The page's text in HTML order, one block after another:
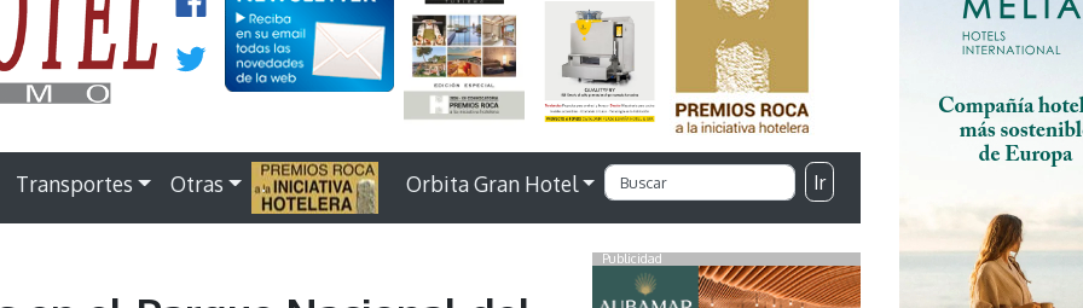
Transportes Otras . Orbita Gran Hotel Ir
Publicidad